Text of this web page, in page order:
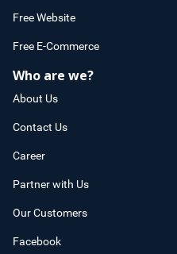
Free Website
Free E-Commerce
Who are we?
About Us
Contact Us
Career
Partner with Us
Our Customers
Facebook